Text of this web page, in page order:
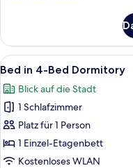
+
2
Children)
anzeigen
Room
2
+
2
Children)
Alle
Fotos
für
Bed
in
4-
Bed
2
Bed in 4-Bed Dormitory
Blick auf die Stadt
1 Schlafzimmer
Platz für 1 Person
1 Einzel-Etagenbett
Kostenloses WLAN